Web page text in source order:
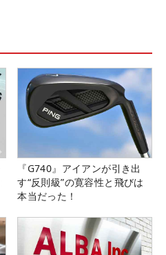
『G740』アイアンが引き出
す“反則級”の寛容性と飛びは
本当だった！